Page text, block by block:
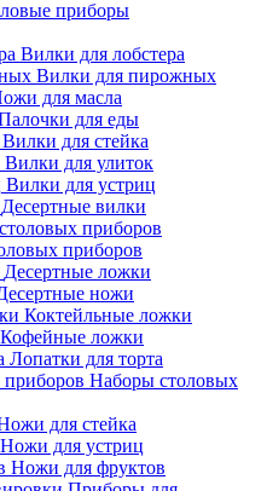
приборы
Вилки для лобстера
Вилки для пирожных
для масла
для еды
Вилки для стейка
Вилки для улиток
Вилки для устриц
Десертные вилки
приборов
Десертные ложки
ножи
Коктейльные ложки
Кофейные ложки
Лопатки для торта
Наборы столовых
для стейка
Ножи для устриц
Ножи для фруктов